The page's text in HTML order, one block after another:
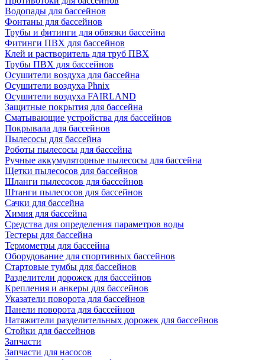
Водопады для бассейнов
Фонтаны для бассейнов
Трубы и фитинги для обвязки бассейна
Фитинги ПВХ для бассейнов
Клей и растворитель для труб ПВХ
Трубы ПВХ для бассейнов
Осушители воздуха для бассейна
Осушители воздуха Phnix
Осушители воздуха FAIRLAND
Защитные покрытия для бассейна
Сматывающие устройства для бассейнов
Покрывала для бассейнов
Пылесосы для бассейна
Роботы пылесосы для бассейна
Ручные аккумуляторные пылесосы для бассейна
Щетки пылесосов для бассейнов
Шланги пылесосов для бассейнов
Штанги пылесосов для бассейнов
Сачки для бассейна
Химия для бассейна
Средства для определения параметров воды
Тестеры для бассейна
Термометры для бассейна
Оборудование для спортивных бассейнов
Стартовые тумбы для бассейнов
Разделители дорожек для бассейнов
Крепления и анкеры для бассейнов
Указатели поворота для бассейнов
Панели поворота для бассейнов
Натяжители разделительных дорожек для бассейнов
Стойки для бассейнов
Запчасти
Запчасти для насосов